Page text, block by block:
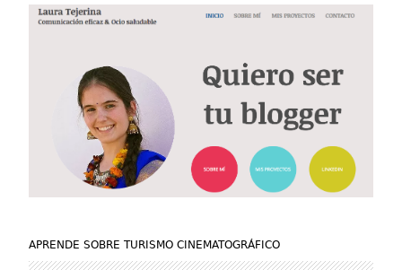
APRENDE SOBRE TURISMO CINEMATOGRÁFICO